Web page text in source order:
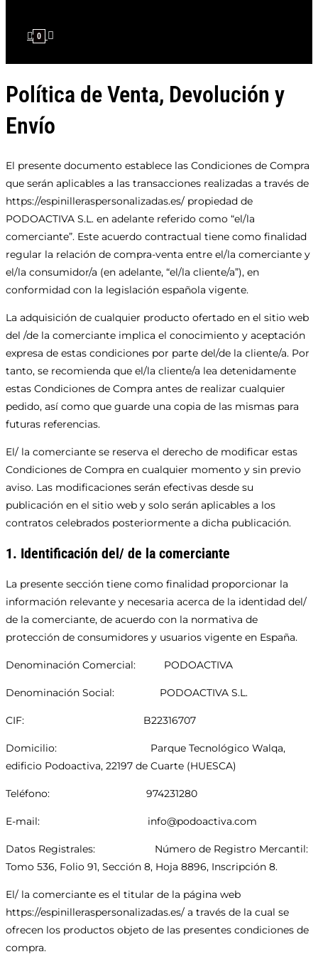
0
Política de Venta, Devolución y
Envío
El presente documento establece las Condiciones de Compra
que serán aplicables a las transacciones realizadas a través de
https://espinilleraspersonalizadas.es/ propiedad de
PODOACTIVA S.L. en adelante referido como “el/la
comerciante”. Este acuerdo contractual tiene como finalidad
regular la relación de compra-venta entre el/la comerciante y
el/la consumidor/a (en adelante, “el/la cliente/a”), en
conformidad con la legislación española vigente.
La adquisición de cualquier producto ofertado en el sitio web
del /de la comerciante implica el conocimiento y aceptación
expresa de estas condiciones por parte del/de la cliente/a. Por
tanto, se recomienda que el/la cliente/a lea detenidamente
estas Condiciones de Compra antes de realizar cualquier
pedido, así como que guarde una copia de las mismas para
futuras referencias.
El/ la comerciante se reserva el derecho de modificar estas
Condiciones de Compra en cualquier momento y sin previo
aviso. Las modificaciones serán efectivas desde su
publicación en el sitio web y solo serán aplicables a los
contratos celebrados posteriormente a dicha publicación.
1. Identificación del/ de la comerciante
La presente sección tiene como finalidad proporcionar la
información relevante y necesaria acerca de la identidad del/
de la comerciante, de acuerdo con la normativa de
protección de consumidores y usuarios vigente en España.
Denominación Comercial: PODOACTIVA
Denominación Social: PODOACTIVA S.L.
CIF: B22316707
Domicilio: Parque Tecnológico Walqa,
edificio Podoactiva, 22197 de Cuarte (HUESCA)
Teléfono: 974231280
E-mail: info@podoactiva.com
Datos Registrales: Número de Registro Mercantil:
Tomo 536, Folio 91, Sección 8, Hoja 8896, Inscripción 8.
El/ la comerciante es el titular de la página web
https://espinilleraspersonalizadas.es/ a través de la cual se
ofrecen los productos objeto de las presentes condiciones de
compra.